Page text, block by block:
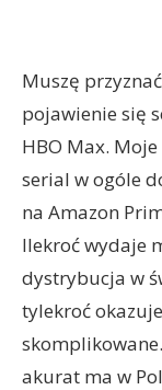
Muszę
pojawienie się
HBO Max.
serial w ogóle
na Amazon
Ilekroć wydaje
dystrybucja w
tylekroć
akurat ma w